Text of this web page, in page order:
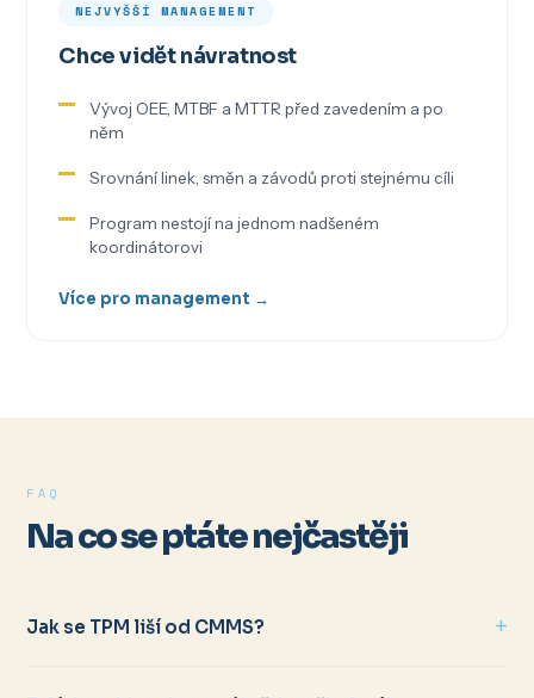
NEJVYŠŠÍ MANAGEMENT
Chce vidět návratnost
Vývoj OEE, MTBF a MTTR před zavedením a po
něm
Srovnání linek, směn a závodů proti stejnému cíli
Program nestojí na jednom nadšeném
koordinátorovi
Více pro management →
FAQ
Na co se ptáte nejčastěji
Jak se TPM liší od CMMS?